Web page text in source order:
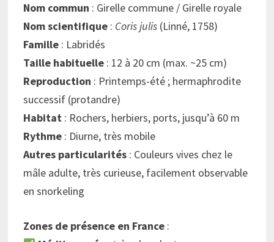
Nom commun : Girelle commune / Girelle royale
Nom scientifique: Coris julis(Linné, 1758)
Famille: Labridés
Taille habituelle: 12 à 20 cm (max. ~25 cm)
Reproduction : Printemps-été ; hermaphrodite
successif (protandre)
Habitat: Rochers, herbiers, ports, jusqu’à 60 m
Rythme: Diurne, très mobile
Autres particularités: Couleurs vives chez le
mâle adulte, très curieuse, facilement observable
en snorkeling
Zones de présence en France: